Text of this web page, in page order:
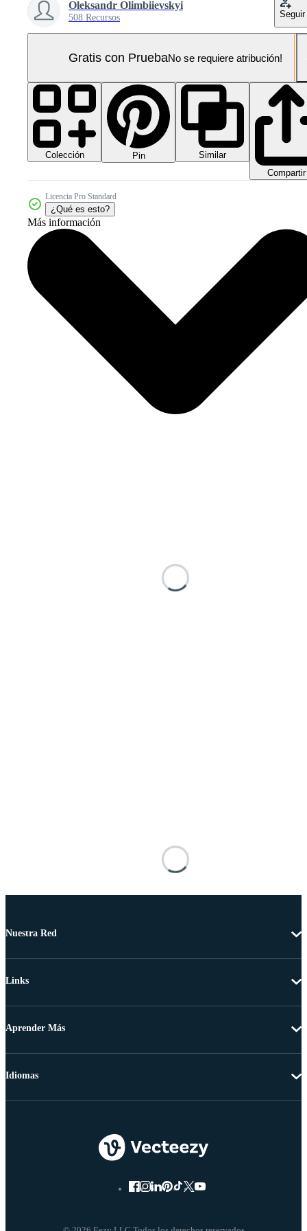
Oleksandr Olimbiievskyi
508 Recursos Seguir
Gratis con PruebaNo se requiere atribución!
Colección Pin
Similar
Compartir
Licencia Pro Standard
¿Qué es esto?
Más información
Nuestra Red
Links
Aprender Más
Idiomas